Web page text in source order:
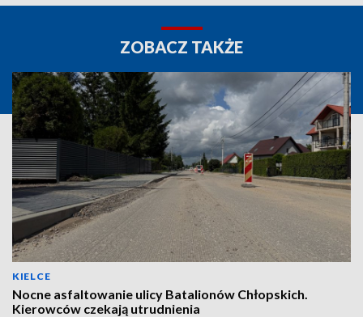
ZOBACZ TAKŻE
KIELCE
Nocne asfaltowanie ulicy Batalionów Chłopskich.
Kierowców czekają utrudnienia